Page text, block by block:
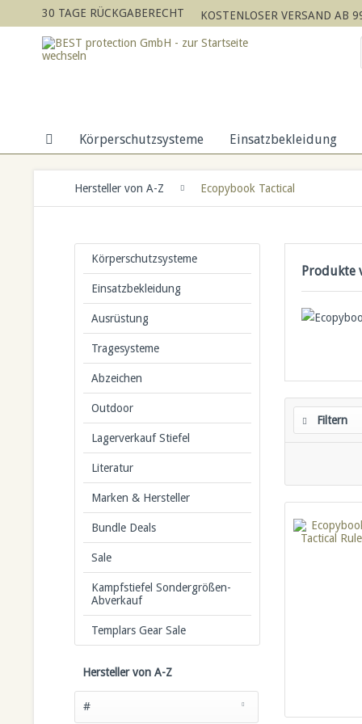
30 TAGE RÜCKGABERECHT KOSTENLOSER VERSAND AB
Körperschutzsysteme Einsatzbekleidung
Hersteller von A-Z Ecopybook Tactical
Körperschutzsysteme
Einsatzbekleidung
Ausrüstung
Tragesysteme
Abzeichen
Outdoor
Lagerverkauf Stiefel
Literatur
Marken & Hersteller
Bundle Deals
Sale
Kampfstiefel Sondergrößen-
Abverkauf
Templars Gear Sale
Hersteller von A-Z
#
Produkte
Filtern